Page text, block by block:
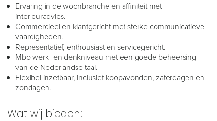
Ervaring in de woonbranche en affiniteit met
interieuradvies.
Commercieel en klantgericht met sterke communicatieve
vaardigheden.
Representatief, enthousiast en servicegericht.
Mbo werk- en denkniveau met een goede beheersing
van de Nederlandse taal.
Flexibel inzetbaar, inclusief koopavonden, zaterdagen en
zondagen.
Wat wij bieden: